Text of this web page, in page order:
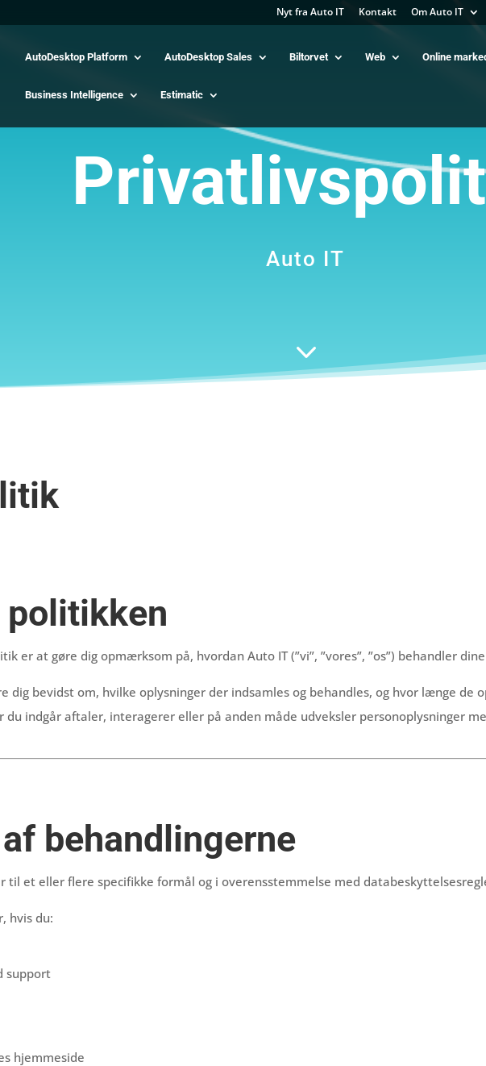
Nyt fra Auto IT Kontakt Om Auto IT
AutoDesktop Platform AutoDesktop Sales Biltorvet Web Online
Business Intelligence Estimatic
Auto IT
3
politikken
er at gøre dig opmærksom på, hvordan Auto IT (”vi”, ”vores”, ”os”) behandler
dig bevidst om, hvilke oplysninger der indsamles og behandles, og hvor længe
du indgår aftaler, interagerer eller på anden måde udveksler personoplysninger
behandlingerne
til et eller flere specifikke formål og i overensstemmelse med
hvis du:
support
hjemmeside